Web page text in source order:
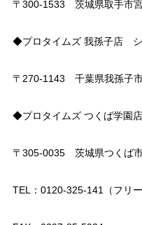
〒300-1533 茨城県取手市
◆プロタイムズ 我孫子店 シ
〒270-1143 千葉県我孫子
◆プロタイムズ つくば学園
〒305-0035 茨城県つくば
TEL：0120-325-141（フリー